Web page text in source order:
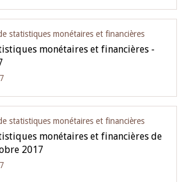
statistiques monétaires et financières
monétaires et financières -
statistiques monétaires et financières
monétaires et financières de
2017